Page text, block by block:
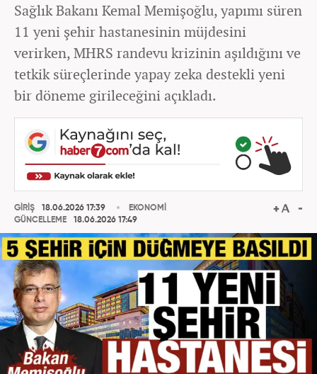
Sağlık Bakanı Kemal Memişoğlu, yapımı süren
11 yeni şehir hastanesinin müjdesini
verirken, MHRS randevu krizinin aşıldığını ve
tetkik süreçlerinde yapay zeka destekli yeni
bir döneme girileceğini açıkladı.
GİRİŞ
18.06.2026 17:39
GÜNCELLEME
18.06.2026 17:49
EKONOMİ